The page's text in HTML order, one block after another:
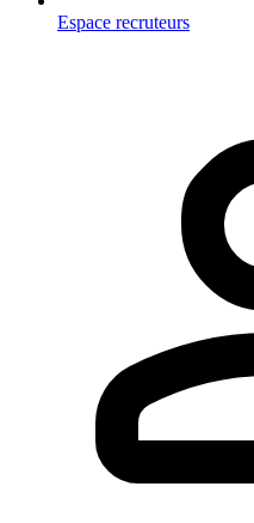
Espace recruteurs